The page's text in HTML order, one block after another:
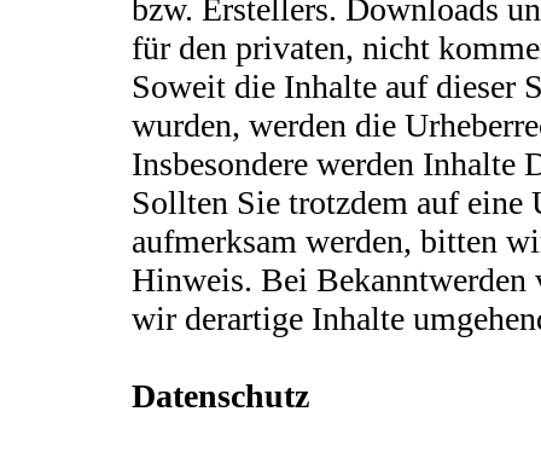
bzw. Erstellers. Downloads
für den privaten, nicht
Soweit die Inhalte auf dieser
wurden, werden die
Insbesondere werden Inhalte
Sollten Sie trotzdem auf eine
aufmerksam werden, bitten
Hinweis. Bei Bekanntwerden
wir derartige Inhalte
Datenschutz